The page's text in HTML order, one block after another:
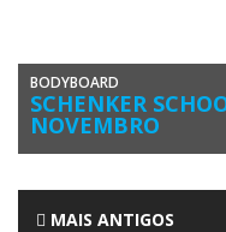
BODYBOARD
SCHENKER
NOVEMBRO
A campeã mundial de
MAIS ANTIGOS